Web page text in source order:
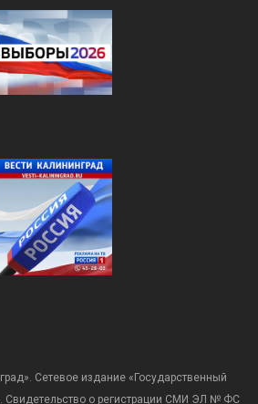
Сетевое издание «Государственный
Свидетельство о регистрации СМИ ЭЛ № ФС